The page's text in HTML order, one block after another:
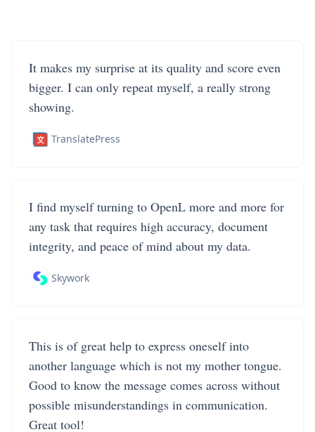
It makes my surprise at its quality and score even
bigger. I can only repeat myself, a really strong
showing.
TranslatePress
I find myself turning to OpenL more and more for
any task that requires high accuracy, document
integrity, and peace of mind about my data.
Skywork
This is of great help to express oneself into
another language which is not my mother tongue.
Good to know the message comes across without
possible misunderstandings in communication.
Great tool!